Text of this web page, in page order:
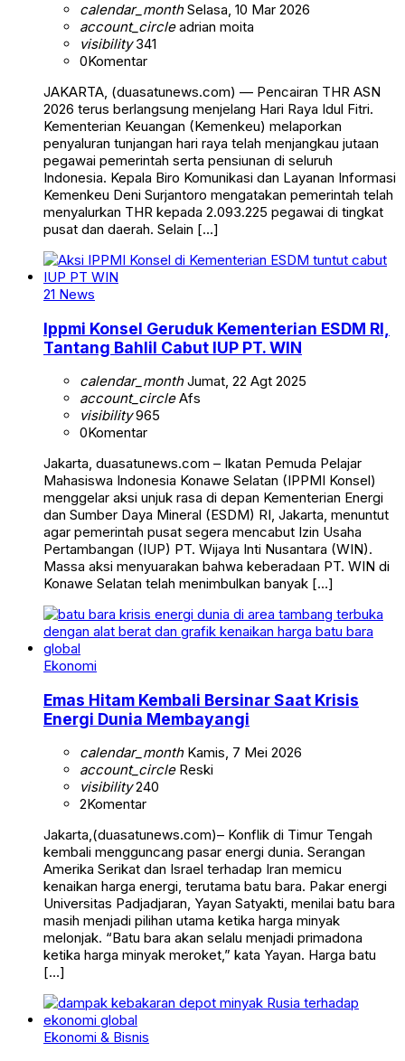
calendar_monthSelasa, 10 Mar 2026
account_circleadrian moita
visibility341
0Komentar
JAKARTA, (duasatunews.com) — Pencairan THR ASN
2026 terus berlangsung menjelang Hari Raya Idul Fitri.
Kementerian Keuangan (Kemenkeu) melaporkan
penyaluran tunjangan hari raya telah menjangkau jutaan
pegawai pemerintah serta pensiunan di seluruh
Indonesia. Kepala Biro Komunikasi dan Layanan Informasi
Kemenkeu Deni Surjantoro mengatakan pemerintah telah
menyalurkan THR kepada 2.093.225 pegawai di tingkat
pusat dan daerah. Selain […]
21 News
Ippmi Konsel Geruduk Kementerian ESDM RI,
Tantang Bahlil Cabut IUP PT. WIN
calendar_monthJumat, 22 Agt 2025
account_circleAfs
visibility965
0Komentar
Jakarta, duasatunews.com – Ikatan Pemuda Pelajar
Mahasiswa Indonesia Konawe Selatan (IPPMI Konsel)
menggelar aksi unjuk rasa di depan Kementerian Energi
dan Sumber Daya Mineral (ESDM) RI, Jakarta, menuntut
agar pemerintah pusat segera mencabut Izin Usaha
Pertambangan (IUP) PT. Wijaya Inti Nusantara (WIN).
Massa aksi menyuarakan bahwa keberadaan PT. WIN di
Konawe Selatan telah menimbulkan banyak […]
Ekonomi
Emas Hitam Kembali Bersinar Saat Krisis
Energi Dunia Membayangi
calendar_monthKamis, 7 Mei 2026
account_circleReski
visibility240
2Komentar
Jakarta,(duasatunews.com)– Konflik di Timur Tengah
kembali mengguncang pasar energi dunia. Serangan
Amerika Serikat dan Israel terhadap Iran memicu
kenaikan harga energi, terutama batu bara. Pakar energi
Universitas Padjadjaran, Yayan Satyakti, menilai batu bara
masih menjadi pilihan utama ketika harga minyak
melonjak. “Batu bara akan selalu menjadi primadona
ketika harga minyak meroket,” kata Yayan. Harga batu
[…]
Ekonomi & Bisnis